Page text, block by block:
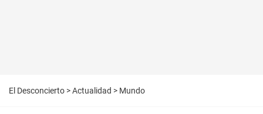
El Desconcierto >Actualidad > Mundo